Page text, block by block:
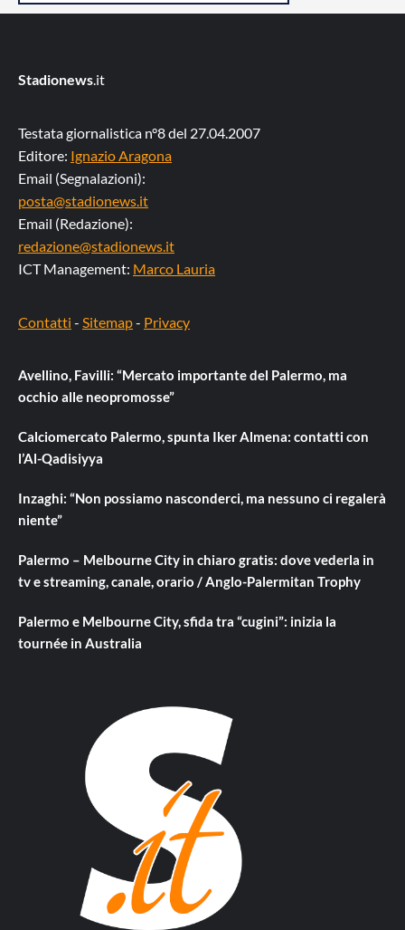
Stadionews.it
Testata giornalistica n°8 del 27.04.2007
Editore: Ignazio Aragona
Email (Segnalazioni):
posta@stadionews.it
Email (Redazione):
redazione@stadionews.it
ICT Management: Marco Lauria
Contatti - Sitemap- Privacy
Avellino, Favilli: “Mercato importante del Palermo, ma
occhio alle neopromosse”
Calciomercato Palermo, spunta Iker Almena: contatti con
l’Al-Qadisiyya
Inzaghi: “Non possiamo nasconderci, ma nessuno ci regalerà
niente”
Palermo – Melbourne City in chiaro gratis: dove vederla in
tv e streaming, canale, orario / Anglo-Palermitan Trophy
Palermo e Melbourne City, sfida tra “cugini”: inizia la
tournée in Australia